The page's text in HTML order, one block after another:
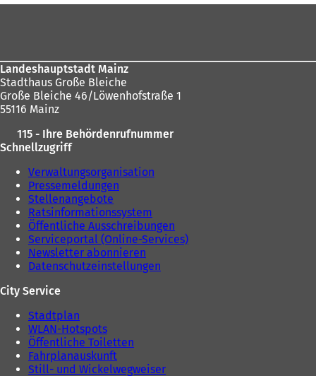
sich
Landeshauptstadt Mainz
Stadthaus Große Bleiche
Große Bleiche 46/Löwenhofstraße 1
55116 Mainz
115 - Ihre Behördenrufnummer
Schnellzugriff
Verwaltungsorganisation
Pressemeldungen
Stellenangebote
Ratsinformationssystem
Öffentliche Ausschreibungen
Serviceportal (Online-Services)
Newsletter abonnieren
Datenschutzeinstellungen
City Service
Stadtplan
WLAN-Hotspots
Öffentliche Toiletten
Fahrplanauskunft
Still- und Wickelwegweiser